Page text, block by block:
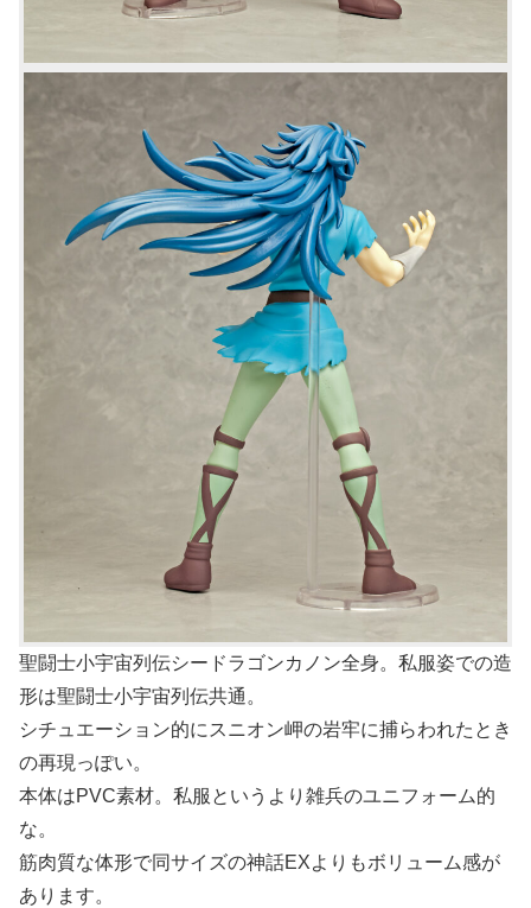
聖闘士小宇宙列伝シードラゴンカノン全身。私服姿での造
形は聖闘士小宇宙列伝共通。
シチュエーション的にスニオン岬の岩牢に捕らわれたとき
の再現っぽい。
本体はPVC素材。私服というより雑兵のユニフォーム的
な。
筋肉質な体形で同サイズの神話EXよりもボリューム感が
あります。